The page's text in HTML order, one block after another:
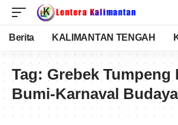
Berita KALIMANTAN TENGAH
Tag: Grebek Tumpeng
Bumi-Karnaval Budaya